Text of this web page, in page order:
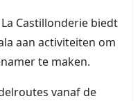
Castillonderie biedt
aan activiteiten om
te maken.
vanaf de